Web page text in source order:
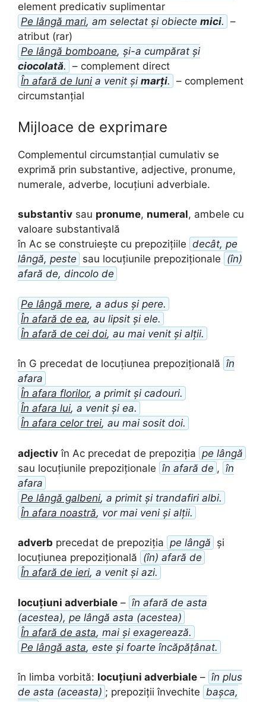
element predicativ suplimentar
Pe lângă mari, am selectat și obiecte mici. –
atribut (rar)
Pe lângă bomboane, și-a cumpărat și
ciocolată. – complement direct
În afară de luni a venit și marți. – complement
circumstanțial
Mijloace de exprimare
Complementul circumstanțial cumulativ se
exprimă prin substantive, adjective, pronume,
numerale, adverbe, locuțiuni adverbiale.
substantiv sau pronume, numeral, ambele cu
valoare substantivală
în Ac se construiește cu prepozițiile decât, pe
lângă, peste sau locuțiunile prepoziționale (în)
afară de, dincolo de
Pe lângă mere, a adus și pere.
În afară de ea, au lipsit și ele.
În afară de cei doi, au mai venit și alții.
în G precedat de locuțiunea prepozițională în
afara
În afara florilor, a primit și cadouri.
În afara lui, a venit și ea.
În afara celor trei, au mai sosit doi.
adjectiv în Ac precedat de prepoziția pe lângă
sau locuțiunile prepoziționale în afară de , în
afara
Pe lângă galbeni, a primit și trandafiri albi.
În afara noastră, vor mai veni și alții.
adverb precedat de prepoziția pe lângă și
locuțiunea prepozițională (în) afară de
În afară de ieri, a venit și azi.
locuțiuni adverbiale – în afară de asta
(acestea), pe lângă asta (acestea)
În afară de asta, mai și exagerează.
Pe lângă asta, este și foarte încăpățânat.
în limba vorbită: locuțiuni adverbiale – în plus
de asta (aceasta) ; prepoziții învechite bașca,